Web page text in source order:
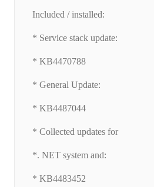
Included / installed:
* Service stack update:
* KB4470788
* General Update:
* KB4487044
* Collected updates for
*. NET system and:
* KB4483452